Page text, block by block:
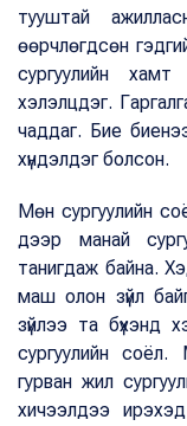
тууштай
өөрчлөгдсөн
сургуулийн
хэлэлцдэг.
чаддаг. Бие
хүндэлдэг болсон.
Мөн сургуулийн
дээр манай
танигдаж байна.
маш олон зүйл
зүйлээ та бүхэнд
сургуулийн соёл.
гурван жил
хичээлдээ